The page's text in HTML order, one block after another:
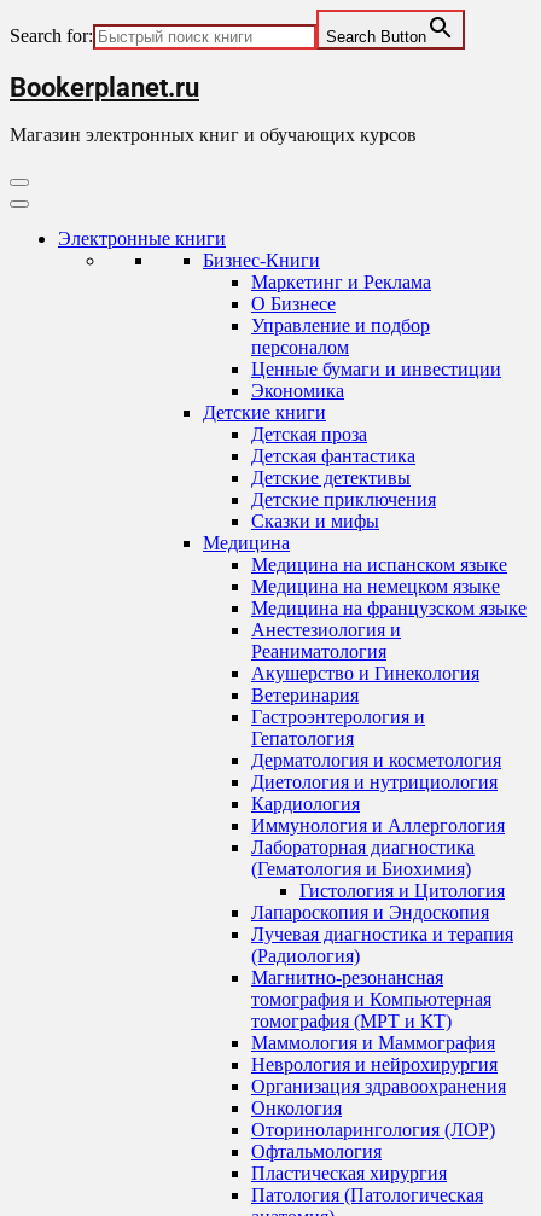
Search for: Search Button
Skip
to
content
Bookerplanet.ru
Магазин электронных книг и обучающих курсов
Primary
Menu
Электронные книги
Бизнес-Книги
Маркетинг и Реклама
О Бизнесе
Управление и подбор
персоналом
Ценные бумаги и инвестиции
Экономика
Детские книги
Детская проза
Детская фантастика
Детские детективы
Детские приключения
Сказки и мифы
Медицина
Медицина на испанском языке
Медицина на немецком языке
Медицина на французском языке
Анестезиология и
Реаниматология
Акушерство и Гинекология
Ветеринария
Гастроэнтерология и
Гепатология
Дерматология и косметология
Диетология и нутрициология
Кардиология
Иммунология и Аллергология
Лабораторная диагностика
(Гематология и Биохимия)
Гистология и Цитология
Лапароскопия и Эндоскопия
Лучевая диагностика и терапия
(Радиология)
Магнитно-резонансная
томография и Компьютерная
томография (МРТ и КТ)
Маммология и Маммография
Неврология и нейрохирургия
Организация здравоохранения
Онкология
Оториноларингология (ЛОР)
Офтальмология
Пластическая хирургия
Патология (Патологическая